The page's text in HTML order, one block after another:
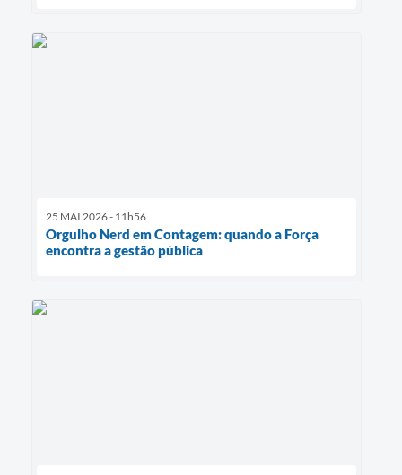
25 MAI 2026 - 11h56
Orgulho Nerd em Contagem: quando a Força
encontra a gestão pública